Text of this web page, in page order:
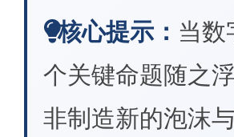
核心提示： 当
个关键命题随之
非制造新的泡沫